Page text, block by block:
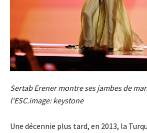
Sertab Erener montre ses jambes de
l’ESC.image: keystone
Une décennie plus tard, en 2013, la